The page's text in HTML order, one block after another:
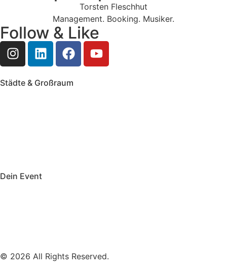
Torsten Fleschhut
Management. Booking. Musiker.
Follow & Like
Städte & Großraum
Dein Event
© 2026 All Rights Reserved.